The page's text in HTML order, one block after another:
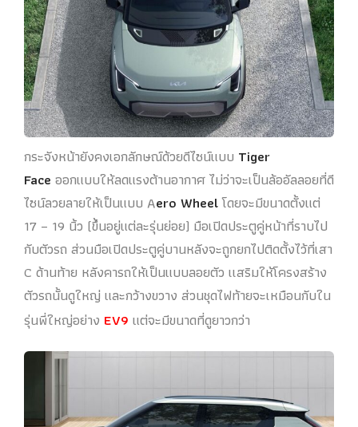
กระจังหน้ายังคงเอกลักษณ์ด้วยดีไซน์แบบ Tiger
Face ออกแบบให้ลดแรงต้านอากาศ ไม่ว่าจะเป็นล้ออัลลอยที่ดี
ไซน์ลวยลายให้เป็นแบบ Aero Wheelโดยจะมีขนาดตั้งแต่
17 – 19 นิ้ว (ขึ้นอยู่แต่ละรุ่นย่อย) มือเปิดประตูคู่หน้าที่ราบไป
กับตัวรถ ส่วนมือเปิดประตูคู่บานหลังจะถูกยกไปติดตั้งไว้ที่เสา
C ด้านท้าย หลังคารถให้เป็นแบบลอยตัว เเสริมให้โครงสร้าง
ตัวรถนั้นดูใหญ่ และกว้างขวาง ส่วนชุดไฟท้ายจะเหมือนกับใน
รุ่นพี่ใหญ่อย่าง EV9 แต่จะมีขนาดที่ดูยาวกว่า